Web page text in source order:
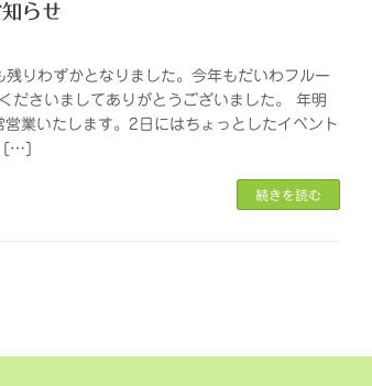
らせ
りわずかとなりました。今年もだいわフルー
ださいましてありがとうございました。 年明
業いたします。2日にはちょっとしたイベント
[…]
続きを読む